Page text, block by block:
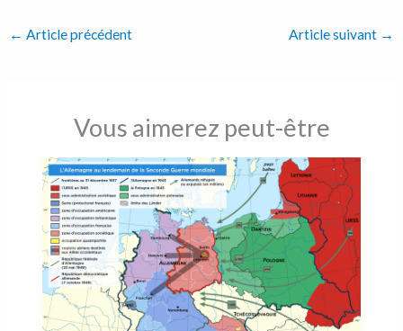
← Article précédent Article suivant →
Vous aimerez peut-être